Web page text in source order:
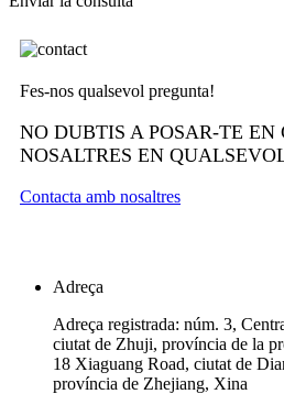
Fes-nos qualsevol pregunta!
NO DUBTIS A POSAR-TE
NOSALTRES EN
Contacta amb nosaltres
Adreça
Adreça registrada: núm. 3,
ciutat de Zhuji, província de la
18 Xiaguang Road, ciutat de
província de Zhejiang, Xina